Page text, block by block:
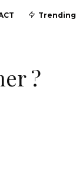
Trending
?